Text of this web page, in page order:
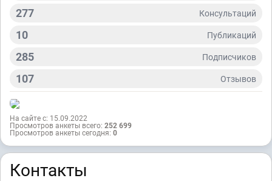
277 Консультаций
10 Публикаций
285 Подписчиков
107 Отзывов
На сайте с: 15.09.2022
Просмотров анкеты всего: 252 699
Просмотров анкеты сегодня: 0
Контакты